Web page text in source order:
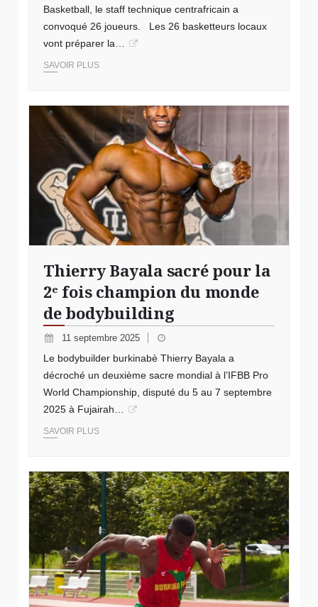
Basketball, le staff technique centrafricain a
convoqué 26 joueurs. Les 26 basketteurs locaux
vont préparer la…
SAVOIR PLUS
Thierry Bayala sacré pour la
2ᵉ fois champion du monde
de bodybuilding
11 septembre 2025
Le bodybuilder burkinabè Thierry Bayala a
décroché un deuxième sacre mondial à l’IFBB Pro
World Championship, disputé du 5 au 7 septembre
2025 à Fujairah…
SAVOIR PLUS